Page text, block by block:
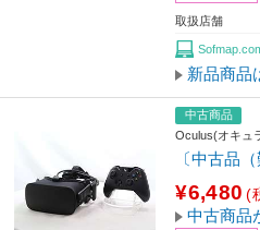
取扱店舗
新品商品
中古商品
Oculus(オキュ
〔中古品
¥6,480 (
中古商品